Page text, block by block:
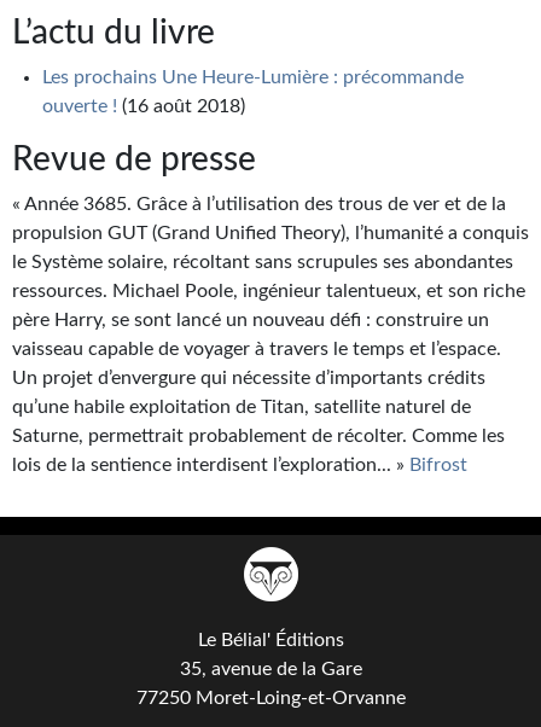
Le blog
Le prix des lecteurs
Tirages d’art Une Heure-Lumière
PLUS
À paraître
Revue de presse
Récompenses
La Bibliothèque orbitale
L’actu du livre
Les prochains Une Heure-Lumière : précommande
ouverte ! (16 août 2018)
Revue de presse
« Année 3685. Grâce à l’utilisation des trous de ver et de la
propulsion GUT (Grand Unified Theory), l’humanité a conquis
le Système solaire, récoltant sans scrupules ses abondantes
ressources. Michael Poole, ingénieur talentueux, et son riche
père Harry, se sont lancé un nouveau défi : construire un
vaisseau capable de voyager à travers le temps et l’espace.
Un projet d’envergure qui nécessite d’importants crédits
qu’une habile exploitation de Titan, satellite naturel de
Saturne, permettrait probablement de récolter. Comme les
lois de la sentience interdisent l’exploration... » Bifrost
Le Bélial' Éditions
35, avenue de la Gare
77250 Moret-Loing-et-Orvanne